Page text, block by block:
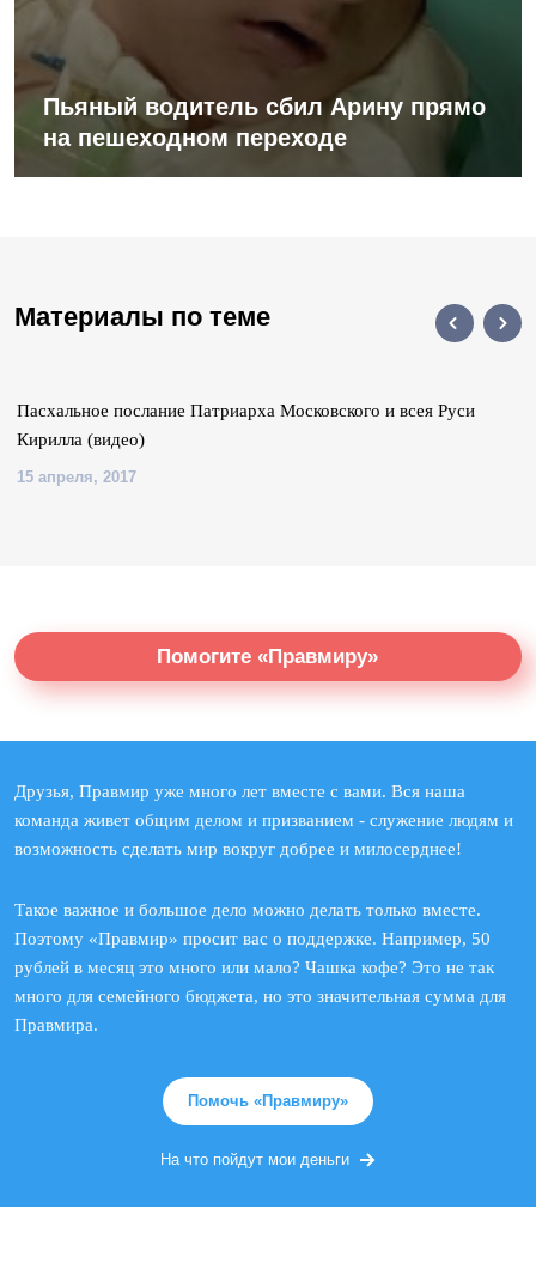
Пьяный водитель сбил Арину прямо
на пешеходном переходе
Материалы по теме
Пасхальное послание Патриарха Московского и всея Руси
Кирилла (видео)
15 апреля, 2017
Помогите «Правмиру»
Друзья, Правмир уже много лет вместе с вами. Вся наша
команда живет общим делом и призванием - служение людям и
возможность сделать мир вокруг добрее и милосерднее!
Такое важное и большое дело можно делать только вместе.
Поэтому «Правмир» просит вас о поддержке. Например, 50
рублей в месяц это много или мало? Чашка кофе? Это не так
много для семейного бюджета, но это значительная сумма для
Правмира.
Помочь «Правмиру»
На что пойдут мои деньги